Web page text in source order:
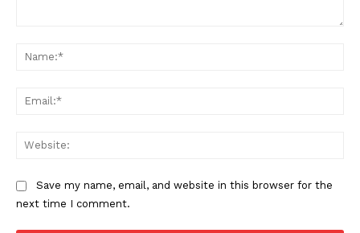
Save my name, email, and website in this browser for the
next time I comment.